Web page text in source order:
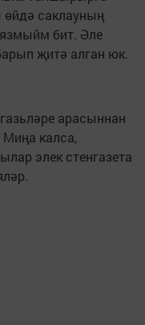
өйдә саклауның
бит. Әле
җитә алган юк.
арасыннан
калса,
элек стенгазета